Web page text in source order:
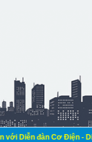
Cơ Điện - Diễn đàn